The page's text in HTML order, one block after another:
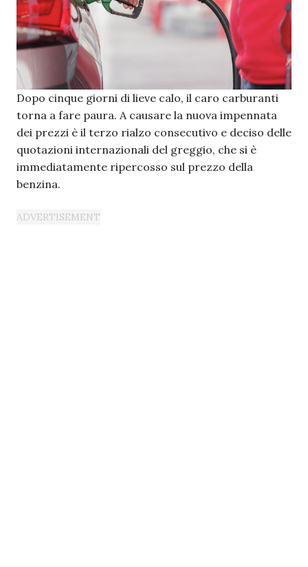
Dopo cinque giorni di lieve calo, il caro carburanti
torna a fare paura. A causare la nuova impennata
dei prezzi è il terzo rialzo consecutivo e deciso delle
quotazioni internazionali del greggio, che si è
immediatamente ripercosso sul prezzo della
benzina.